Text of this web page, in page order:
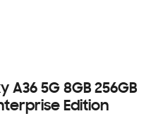
A36 5G 8GB 256GB
Edition